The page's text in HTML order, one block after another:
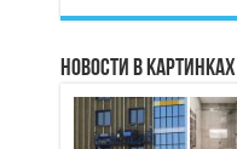
Новости в картинках